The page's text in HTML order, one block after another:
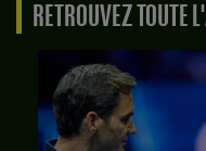
RETROUVEZ TOUTE